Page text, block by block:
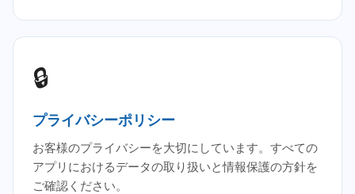
🔒
プライバシーポリシー
お客様のプライバシーを大切にしています。すべての
アプリにおけるデータの取り扱いと情報保護の方針を
ご確認ください。